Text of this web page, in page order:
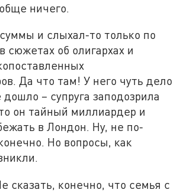
ничего.
и слыхал-то только по
сюжетах об олигархах и
Да что там! У него чуть дело
– супруга заподозрила
он тайный миллиардер и
в Лондон. Ну, не по-
Но вопросы, как
сказать, конечно, что семья с